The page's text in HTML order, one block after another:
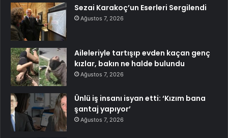
Sezai Karakoç’un Eserleri Sergilendi
Ağustos 7, 2026
Aileleriyle tartışıp evden kaçan genç
kızlar, bakın ne halde bulundu
Ağustos 7, 2026
Ünlü iş insanı isyan etti: ‘Kızım bana
şantaj yapıyor’
Ağustos 7, 2026